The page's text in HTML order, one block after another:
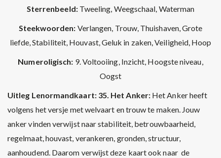
Sterrenbeeld: Tweeling, Weegschaal, Waterman
Steekwoorden: Verlangen, Trouw, Thuishaven, Grote
liefde, Stabiliteit, Houvast, Geluk in zaken, Veiligheid, Hoop
Numeroligisch: 9. Voltooiing, Inzicht, Hoogste niveau,
Oogst
Uitleg Lenormandkaart: 35. Het Anker:Het Anker heeft
volgens het versje met welvaart en trouw te maken. Jouw
anker vinden verwijst naar stabiliteit, betrouwbaarheid,
regelmaat, houvast, verankeren, gronden, structuur,
aanhoudend. Daarom verwijst deze kaart ook naar de